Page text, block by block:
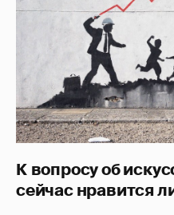
К вопросу об
сейчас нравится